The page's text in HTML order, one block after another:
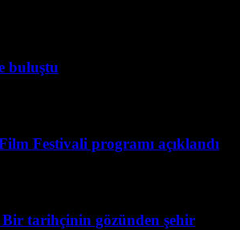
buluştu
Festivali programı açıklandı
Bir tarihçinin gözünden şehir